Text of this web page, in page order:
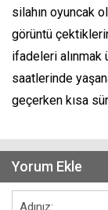
silahın oyuncak
görüntü
ifadeleri
saatlerinde
geçerken kısa
Yorum Ekle